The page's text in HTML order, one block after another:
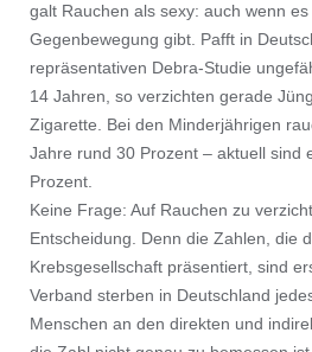
galt Rauchen als sexy: auch wenn
Gegenbewegung gibt. Pafft in
repräsentativen Debra-Studie
14 Jahren, so verzichten gerade
Zigarette. Bei den Minderjährigen
Jahre rund 30 Prozent – aktuell sind
Prozent.
Keine Frage: Auf Rauchen zu
Entscheidung. Denn die Zahlen, die
Krebsgesellschaft präsentiert, sind
Verband sterben in Deutschland
Menschen an den direkten und